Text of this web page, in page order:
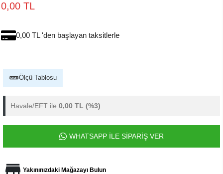
0,00 TL
0,00 TL 'den başlayan taksitlerle
Ölçü Tablosu
Havale/EFT ile 0,00 TL (%3)
WHATSAPP İLE SİPARİŞ VER
Yakınınızdaki Mağazayı Bulun